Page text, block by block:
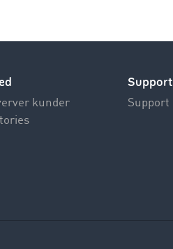
kunder
Support
Support